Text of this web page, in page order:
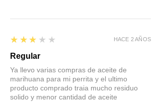
3
★★★★★
Regular
Ya llevo varias compras de aceite de
marihuana para mi perrita y el ultimo
producto comprado traia mucho residuo
solido y menor cantidad de aceite
HACE 2 AÑOS